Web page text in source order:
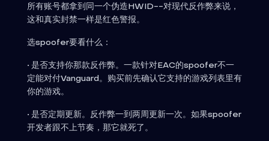
所有账号都拿到同一个伪造HWID--对现代反作弊来说，
这和真实封禁一样是红色警报。
选spoofer要看什么：
• 是否支持你那款反作弊。一款针对EAC的spoofer不一
定能对付Vanguard。购买前先确认它支持的游戏列表里有
你的游戏。
• 是否定期更新。反作弊一到两周更新一次。如果spoofer
开发者跟不上节奏，那它就死了。